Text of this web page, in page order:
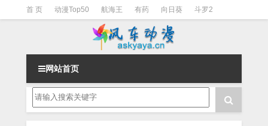
首 页 动漫Top50 航海王 有药 向日葵 斗罗2
一拳超人 柯南 阴阳师
网站首页